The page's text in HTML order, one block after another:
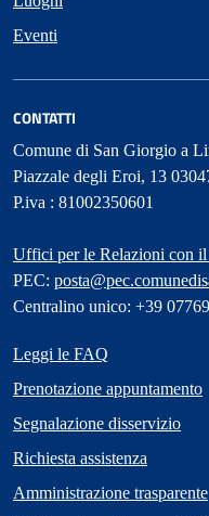
Eventi
CONTATTI
Comune di San Giorgio a
Piazzale degli Eroi, 13
P.iva : 81002350601
Uffici per le Relazioni con
PEC:
Centralino unico: +39
Leggi le FAQ
Prenotazione appuntamento
Segnalazione disservizio
Richiesta assistenza
Amministrazione trasparente